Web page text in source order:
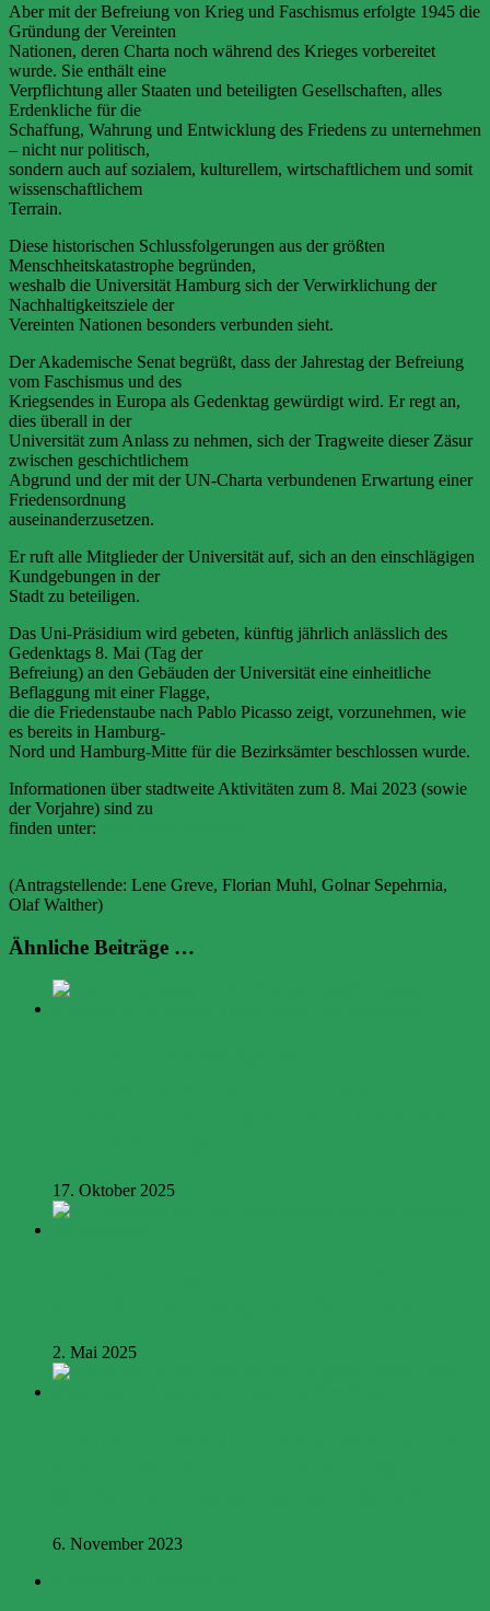
Aber mit der Befreiung von Krieg und Faschismus erfolgte 1945 die
Gründung der Vereinten
Nationen, deren Charta noch während des Krieges vorbereitet
wurde. Sie enthält eine
Verpflichtung aller Staaten und beteiligten Gesellschaften, alles
Erdenkliche für die
Schaffung, Wahrung und Entwicklung des Friedens zu unternehmen
– nicht nur politisch,
sondern auch auf sozialem, kulturellem, wirtschaftlichem und somit
wissenschaftlichem
Terrain.
Diese historischen Schlussfolgerungen aus der größten
Menschheitskatastrophe begründen,
weshalb die Universität Hamburg sich der Verwirklichung der
Nachhaltigkeitsziele der
Vereinten Nationen besonders verbunden sieht.
Der Akademische Senat begrüßt, dass der Jahrestag der Befreiung
vom Faschismus und des
Kriegsendes in Europa als Gedenktag gewürdigt wird. Er regt an,
dies überall in der
Universität zum Anlass zu nehmen, sich der Tragweite dieser Zäsur
zwischen geschichtlichem
Abgrund und der mit der UN-Charta verbundenen Erwartung einer
Friedensordnung
auseinanderzusetzen.
Er ruft alle Mitglieder der Universität auf, sich an den einschlägigen
Kundgebungen in der
Stadt zu beteiligen.
Das Uni-Präsidium wird gebeten, künftig jährlich anlässlich des
Gedenktags 8. Mai (Tag der
Befreiung) an den Gebäuden der Universität eine einheitliche
Beflaggung mit einer Flagge,
die die Friedenstaube nach Pablo Picasso zeigt, vorzunehmen, wie
es bereits in Hamburg-
Nord und Hamburg-Mitte für die Bezirksämter beschlossen wurde.
Informationen über stadtweite Aktivitäten zum 8. Mai 2023 (sowie
der Vorjahre) sind zu
finden unter:
(Antragstellende: Lene Greve, Florian Muhl, Golnar Sepehrnia,
Olaf Walther)
Ähnliche Beiträge …
17. Oktober 2025
2. Mai 2025
6. November 2023